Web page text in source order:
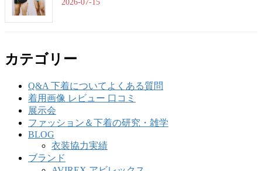
2026-07-15
カテゴリー
Q&A 下着についてよくある質問
着用画像 レビュー 口コミ
展示会
ファッション＆下着の研究・雑学
BLOG
衣装協力実績
ブランド